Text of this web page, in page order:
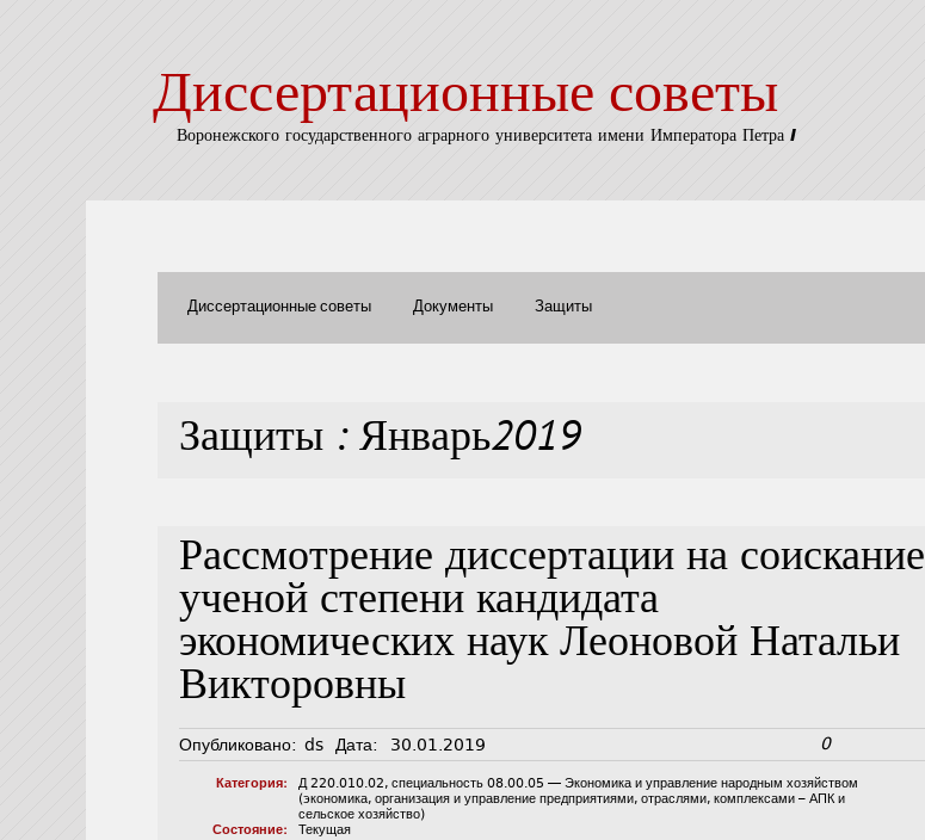
Диссертационные советы
Воронежского государственного аграрного университета имени Императора Петра I
Диссертационные советы Документы Защиты
Защиты : Январь2019
Рассмотрение диссертации на соискание
ученой степени кандидата
экономических наук Леоновой Натальи
Викторовны
Опубликовано: ds Дата: 30.01.2019 0
Категория: Д 220.010.02,специальность 08.00.05 — Экономика и управление народным хозяйством
(экономика, организация и управление предприятиями, отраслями, комплексами – АПК и
сельское хозяйство)
Состояние:
Текущая